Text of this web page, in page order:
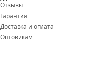
Отзывы
Гарантия
Доставка и оплата
Оптовикам